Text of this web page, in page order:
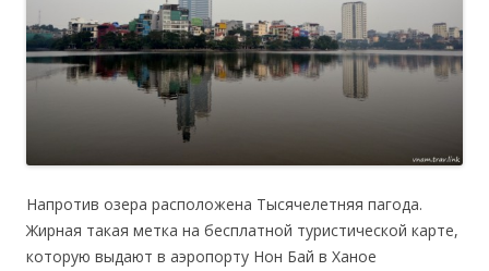
Напротив озера расположена Тысячелетняя пагода.
Жирная такая метка на бесплатной туристической карте,
которую выдают в аэропорту Нон Бай в Ханое